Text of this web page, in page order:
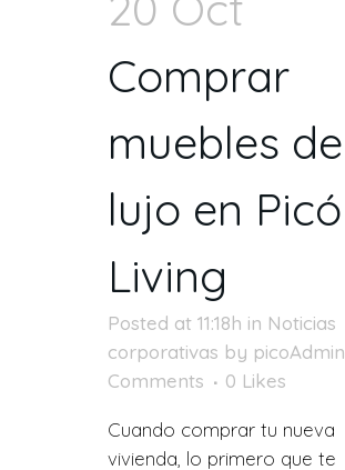
Comprar
muebles de
lujo en Picó
Living
Posted at 11:18h in Noticias
corporativas by picoAdmin
Comments
0 Likes
Cuando comprar tu nueva
vivienda, lo primero que te